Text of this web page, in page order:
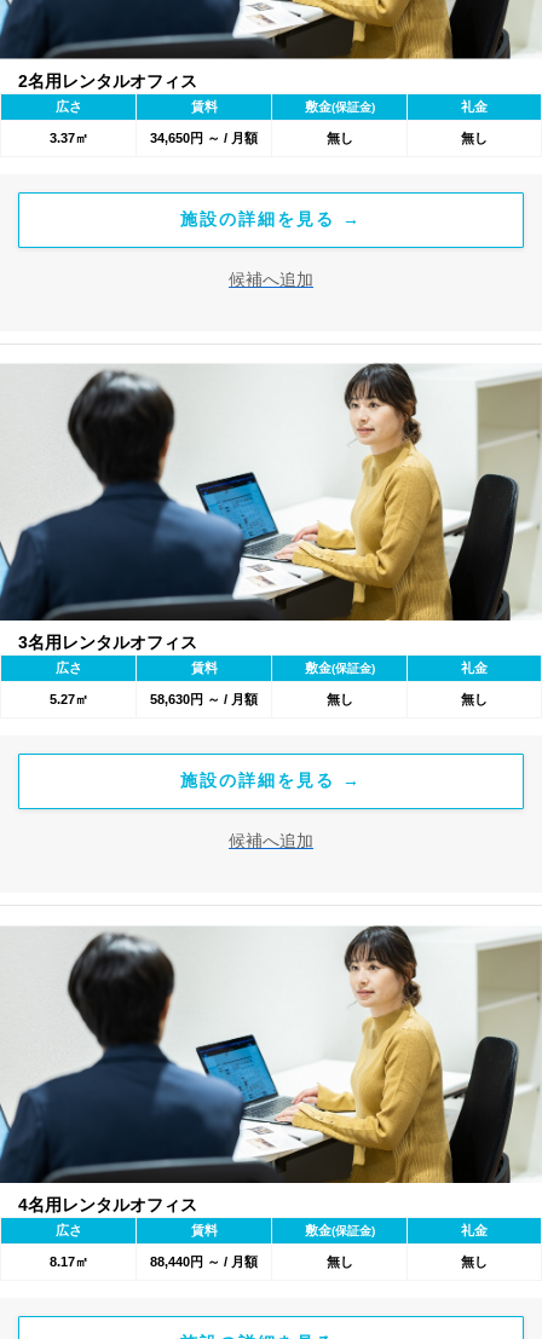
2名用レンタルオフィス
広さ 賃料 敷金(保証金) 礼金
3.37㎡ 34,650円 ～ / 月額 無し 無し
施設の詳細を見る →
候補へ追加
3名用レンタルオフィス
広さ 賃料 敷金(保証金) 礼金
5.27㎡ 58,630円 ～ / 月額 無し 無し
施設の詳細を見る →
候補へ追加
4名用レンタルオフィス
広さ 賃料 敷金(保証金) 礼金
8.17㎡ 88,440円 ～ / 月額 無し 無し